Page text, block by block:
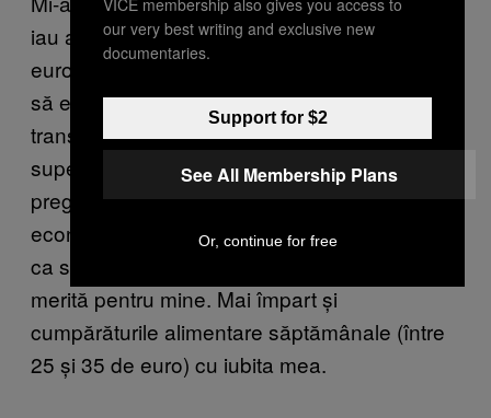
iau autobuzul către muncă și acasă (3,5
euro) – câteodată merg pe jos spre casă ca
să economisesc jumătate din banii de
transport – și la prânz îmi iau mâncare din
supermarket (3,5 euro). Știu că ar trebui să-mi
pregătesc singur prânzul ca să mai
economisesc niște bani, dar efortul necesar
ca să economisesc un singur euro pe zi nu
merită pentru mine. Mai împart și
cumpărăturile alimentare săptămânale (între
25 și 35 de euro) cu iubita mea.
our very best writing and exclusive new
documentaries.
Support for $2
See All Membership Plans
Or, continue for free